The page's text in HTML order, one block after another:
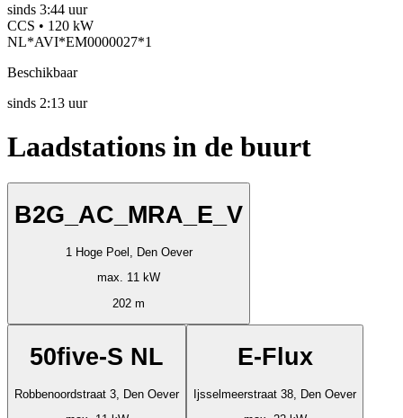
sinds 3:44 uur
CCS • 120 kW
NL*AVI*EM0000027*1
Beschikbaar
sinds 2:13 uur
Laadstations in de buurt
B2G_AC_MRA_E_V
1 Hoge Poel, Den Oever
max. 11 kW
202 m
50five-S NL
Robbenoordstraat 3, Den Oever
E-Flux
Ijsselmeerstraat 38, Den Oever